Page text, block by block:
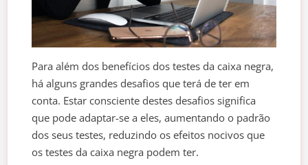
Para além dos benefícios dos testes da caixa negra,
há alguns grandes desafios que terá de ter em
conta. Estar consciente destes desafios significa
que pode adaptar-se a eles, aumentando o padrão
dos seus testes, reduzindo os efeitos nocivos que
os testes da caixa negra podem ter.